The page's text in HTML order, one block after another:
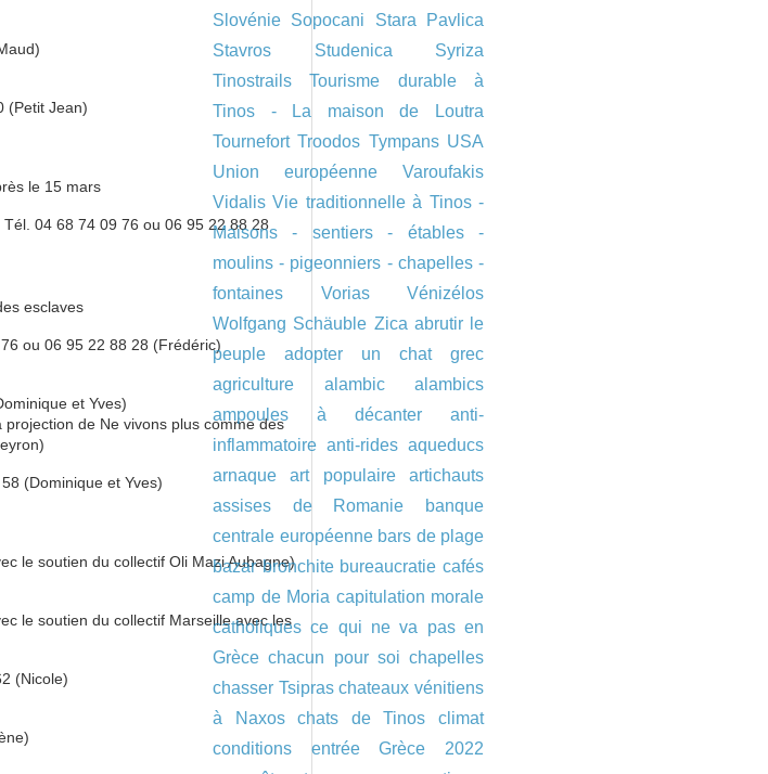
(Petit Jean)
le 15 mars
04 68 74 09 76 ou 06 95 22 88 28
esclaves
ou 06 95 22 88 28 (Frédéric)
et Yves)
de Ne vivons plus comme des
(Dominique et Yves)
le soutien du collectif Oli Mazi Aubagne)
le soutien du collectif Marseille avec les
(Nicole)
Slovénie Sopocani
Stara Pavlica
Stavros
Studenica
Syriza
Tinostrails
Tourisme durable à
Tinos - La maison de Loutra
Tournefort Troodos Tympans USA
Union européenne
Varoufakis
Vidalis Vie traditionnelle à Tinos -
Maisons - sentiers - étables -
moulins - pigeonniers - chapelles -
fontaines
Vorias
Vénizélos
Wolfgang Schäuble Zica abrutir le
peuple
adopter un chat grec
agriculture
alambic
alambics
ampoules à décanter
anti-
inflammatoire anti-rides aqueducs
arnaque
art populaire
artichauts
assises de Romanie
banque
centrale européenne bars de plage
bazar bronchite bureaucratie cafés
camp de Moria capitulation morale
catholiques ce qui ne va pas en
Grèce chacun pour soi chapelles
chasser Tsipras chateaux vénitiens
à Naxos
chats de Tinos
climat
conditions entrée Grèce 2022